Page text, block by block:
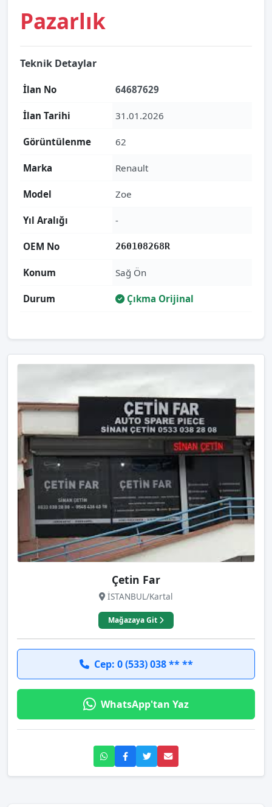
Pazarlık
Teknik Detaylar
İlan No 64687629
İlan Tarihi 31.01.2026
Görüntülenme 62
Marka Renault
Model Zoe
Yıl Aralığı -
OEM No 260108268R
Konum Sağ Ön
Durum Çıkma Orijinal
Çetin Far
İSTANBUL/Kartal
Mağazaya Git
Cep: 0 (533) 038 ** **
WhatsApp'tan Yaz